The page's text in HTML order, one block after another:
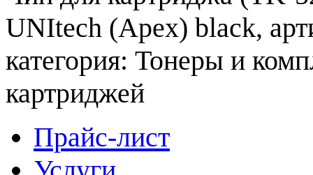
UNItech (Apex) black,
категория: Тонеры и
картриджей
Прайс-лист